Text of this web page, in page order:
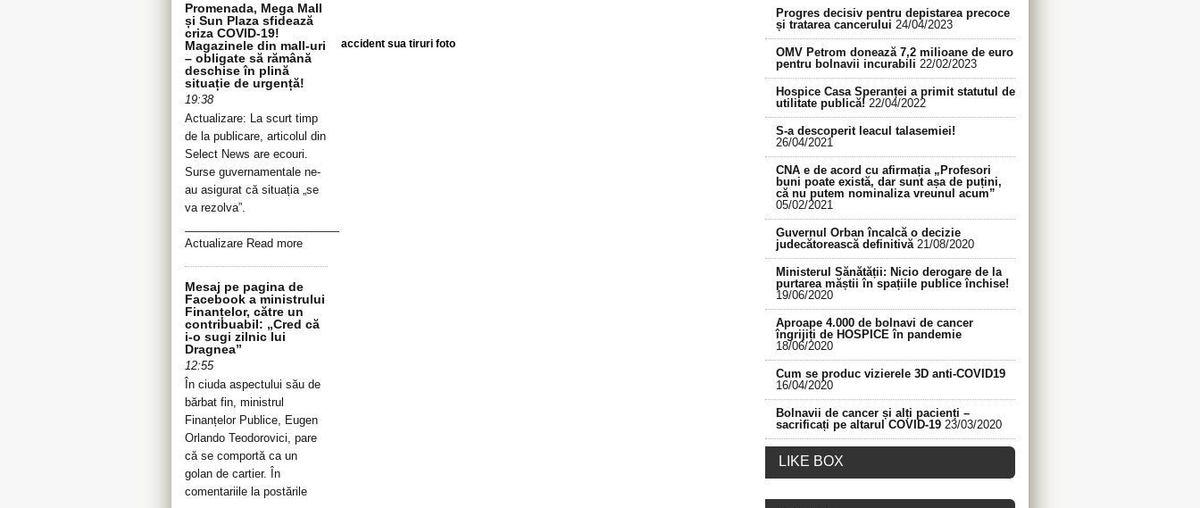
accident sua tiruri foto
Promenada, Mega Mall
și Sun Plaza sfidează
criza COVID-19!
Magazinele din mall-uri
– obligate să rămână
deschise în plină
situație de urgență!
19:38
Actualizare: La scurt timp
de la publicare, articolul din
Select News are ecouri.
Surse guvernamentale ne-
au asigurat că situația „se
va rezolva”.
Actualizare Read more
Mesaj pe pagina de
Facebook a ministrului
Finanțelor, către un
contribuabil: „Cred că
i-o sugi zilnic lui
Dragnea”
12:55
În ciuda aspectului său de
bărbat fin, ministrul
Finanțelor Publice, Eugen
Orlando Teodorovici, pare
că se comportă ca un
golan de cartier. În
comentariile la postările
Progres decisiv pentru depistarea precoce
și tratarea cancerului 24/04/2023
OMV Petrom donează 7,2 milioane de euro
pentru bolnavii incurabili 22/02/2023
Hospice Casa Speranței a primit statutul de
utilitate publică! 22/04/2022
S-a descoperit leacul talasemiei!
26/04/2021
CNA e de acord cu afirmația „Profesori
buni poate există, dar sunt așa de puțini,
că nu putem nominaliza vreunul acum”
05/02/2021
Guvernul Orban încalcă o decizie
judecătorească definitivă 21/08/2020
Ministerul Sănătății: Nicio derogare de la
purtarea măștii în spațiile publice închise!
19/06/2020
Aproape 4.000 de bolnavi de cancer
îngrijiți de HOSPICE în pandemie
18/06/2020
Cum se produc vizierele 3D anti-COVID19
16/04/2020
Bolnavii de cancer și alți pacienți –
sacrificați pe altarul COVID-19 23/03/2020
LIKE BOX